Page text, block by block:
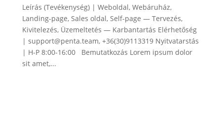
Leírás (Tevékenység) | Weboldal, Webáruház,
Landing-page, Sales oldal, Self-page — Tervezés,
Kivitelezés, Üzemeltetés — Karbantartás Elérhetőség
| support@penta.team, +36(30)9113319 Nyitvatarstás
| H-P 8:00-16:00 Bemutatkozás Lorem ipsum dolor
sit amet,...